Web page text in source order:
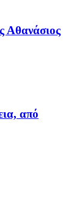
Αθανάσιος
από